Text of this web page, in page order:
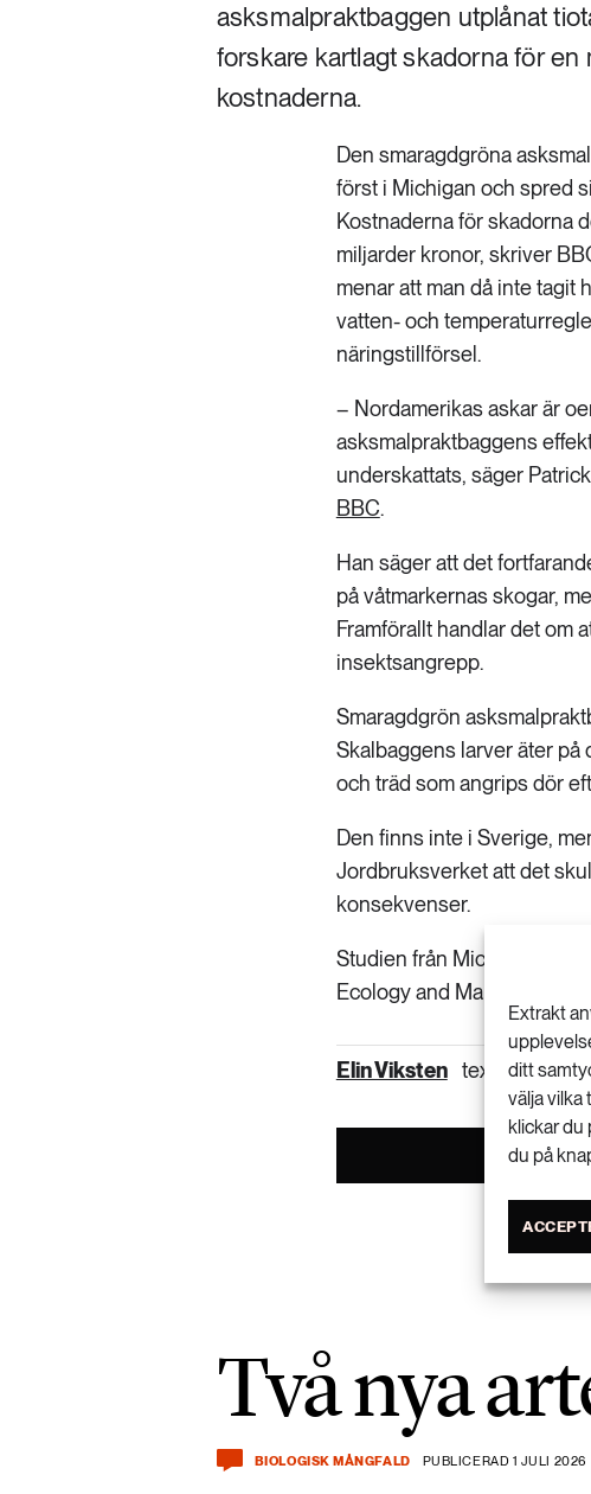
Extrakt
ditt
välja vilka
klickar du
du på
asksmalpraktbaggen utplånat
forskare kartlagt skadorna för
kostnaderna.
Den smaragdgröna
först i Michigan och spred
Kostnaderna för skadorna
miljarder kronor, skriver
menar att man då inte tagit
vatten- och
näringstillförsel.
– Nordamerikas askar är
asksmalpraktbaggens
underskattats, säger
BBC.
Han säger att det
på våtmarkernas skogar,
Framförallt handlar det om
insektsangrepp.
Smaragdgrön
Skalbaggens larver äter på
och träd som angrips dör
Den finns inte i Sverige,
Jordbruksverket att det
konsekvenser.
Studien från Michigan
Ecology and Management.
Elin Viksten text
VISA
Två nya
BIOLOGISK MÅNGFALD PUBLICERAD 1 JULI 2026